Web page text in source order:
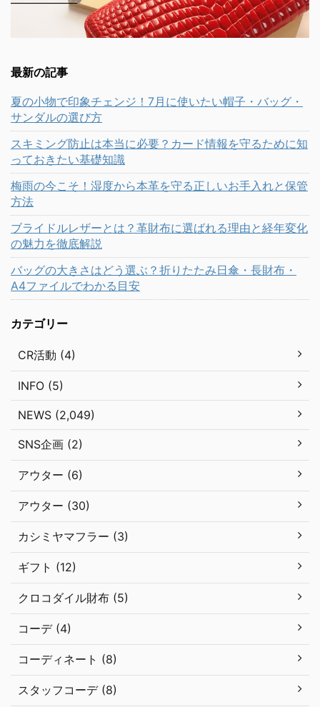
最新の記事
夏の小物で印象チェンジ！7月に使いたい帽子・バッグ・
サンダルの選び方
スキミング防止は本当に必要？カード情報を守るために知
っておきたい基礎知識
梅雨の今こそ！湿度から本革を守る正しいお手入れと保管
方法
ブライドルレザーとは？革財布に選ばれる理由と経年変化
の魅力を徹底解説
バッグの大きさはどう選ぶ？折りたたみ日傘・長財布・
A4ファイルでわかる目安
カテゴリー
CR活動 (4)
INFO (5)
NEWS (2,049)
SNS企画 (2)
アウター (6)
アウター (30)
カシミヤマフラー (3)
ギフト (12)
クロコダイル財布 (5)
コーデ (4)
コーディネート (8)
スタッフコーデ (8)